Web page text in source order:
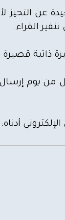
عن
القراء.
ذاتية
عمل من يوم
أدناه: